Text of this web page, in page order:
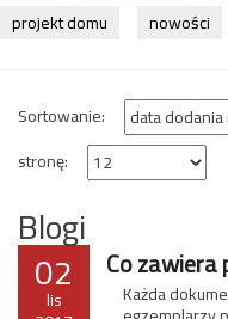
projekt domu
nowości
Sortowanie:
stronę:
Blogi
02
lis
Co
Każda